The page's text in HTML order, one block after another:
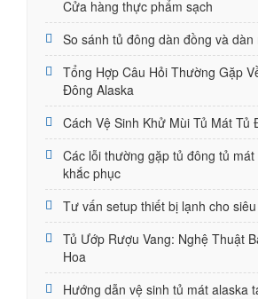
Cửa hàng thực phẩm sạch
So sánh tủ đông dàn đồng và dàn
Tổng Hợp Câu Hỏi Thường Gặp
Đông Alaska
Cách Vệ Sinh Khử Mùi Tủ Mát Tủ
Các lỗi thường gặp tủ đông tủ mát
khắc phục
Tư vấn setup thiết bị lạnh cho
Tủ Ướp Rượu Vang: Nghệ Thuật
Hoa
Hướng dẫn vệ sinh tủ mát alaska